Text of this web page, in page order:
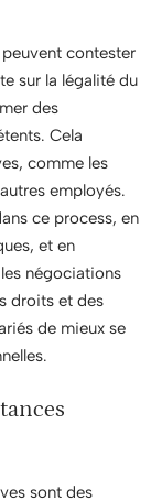
contester
sur la légalité du
des
Cela
comme les
employés.
ce process, en
et en
négociations
droits et des
de mieux se
sont des